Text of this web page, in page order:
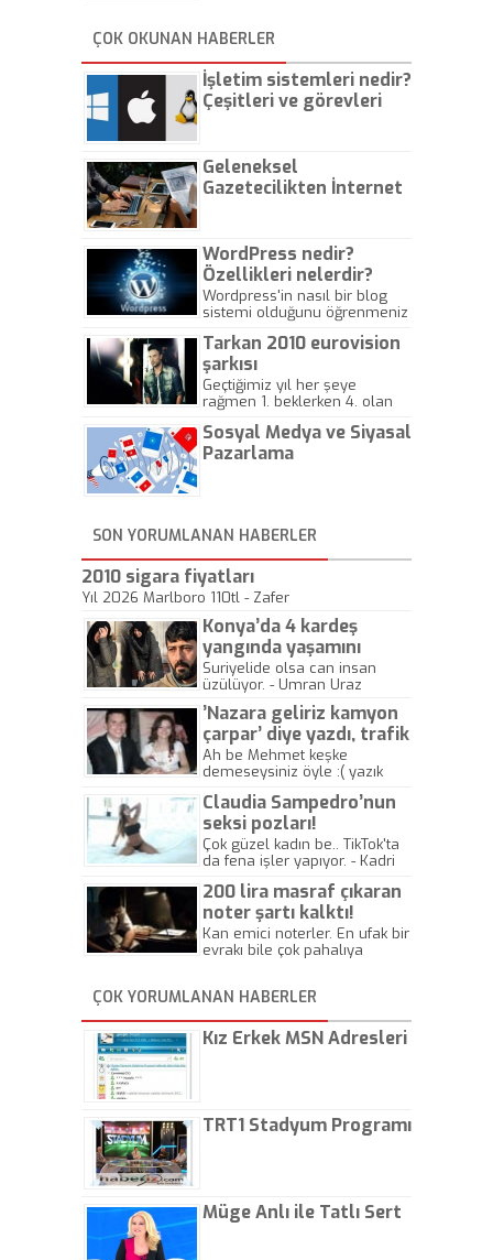
ÇOK OKUNAN HABERLER
İşletim sistemleri nedir?
Çeşitleri ve görevleri
Geleneksel
Gazetecilikten İnternet
WordPress nedir?
Özellikleri nelerdir?
Wordpress'in nasıl bir blog
sistemi olduğunu öğrenmeniz
Tarkan 2010 eurovision
şarkısı
Geçtiğimiz yıl her şeye
rağmen 1. beklerken 4. olan
gösterisinin bu yarışmada
önemli olmadığını anlamıştır.
Sosyal Medya ve Siyasal
Pazarlama
SON YORUMLANAN HABERLER
2010 sigara fiyatları
Yıl 2026 Marlboro 110tl - Zafer
Konya’da 4 kardeş
yangında yaşamını
yitirdi
Suriyelide olsa can insan
üzülüyor. - Umran Uraz
’Nazara geliriz kamyon
çarpar’ diye yazdı, trafik
kazasında öldü!
Ah be Mehmet keşke
demeseysiniz öyle :( yazık
Claudia Sampedro’nun
seksi pozları!
Çok güzel kadın be.. TikTok'ta
da fena işler yapıyor. - Kadri
200 lira masraf çıkaran
noter şartı kalktı!
Kan emici noterler. En ufak bir
evrakı bile çok pahalıya
kaptırıyorsunuz. - Kayhan
Gezenti
ÇOK YORUMLANAN HABERLER
Kız Erkek MSN Adresleri
TRT1 Stadyum Programı
Müge Anlı ile Tatlı Sert